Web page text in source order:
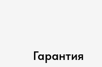
Гарантия